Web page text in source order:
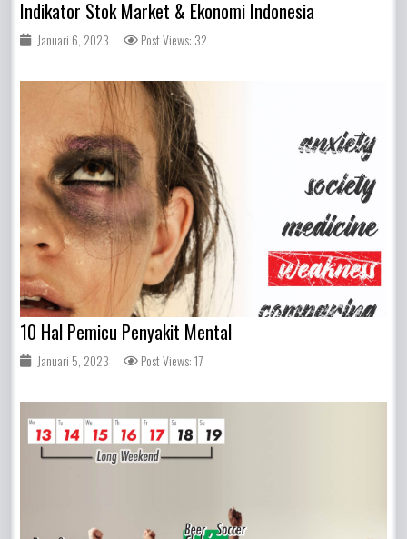
Indikator Stok Market & Ekonomi Indonesia
Januari 6, 2023 Post Views: 32
10 Hal Pemicu Penyakit Mental
Januari 5, 2023 Post Views: 17